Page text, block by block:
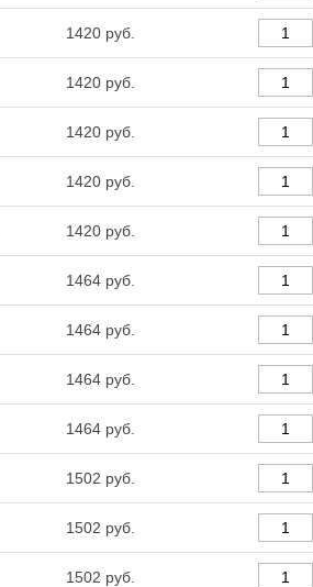
1420
1420
1420
1420
1420
1464
1464
1464
1464
1502
1502
1502